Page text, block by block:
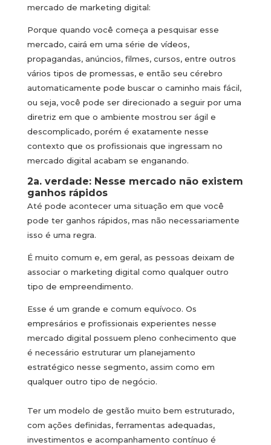
mercado de marketing digital:
Porque quando você começa a pesquisar esse
mercado, cairá em uma série de vídeos,
propagandas, anúncios, filmes, cursos, entre outros
vários tipos de promessas, e então seu cérebro
automaticamente pode buscar o caminho mais fácil,
ou seja, você pode ser direcionado a seguir por uma
diretriz em que o ambiente mostrou ser ágil e
descomplicado, porém é exatamente nesse
contexto que os profissionais que ingressam no
mercado digital acabam se enganando.
2a. verdade: Nesse mercado não existem
ganhos rápidos
Até pode acontecer uma situação em que você
pode ter ganhos rápidos, mas não necessariamente
isso é uma regra.
É muito comum e, em geral, as pessoas deixam de
associar o marketing digital como qualquer outro
tipo de empreendimento.
Esse é um grande e comum equívoco. Os
empresários e profissionais experientes nesse
mercado digital possuem pleno conhecimento que
é necessário estruturar um planejamento
estratégico nesse segmento, assim como em
qualquer outro tipo de negócio.
Ter um modelo de gestão muito bem estruturado,
com ações definidas, ferramentas adequadas,
investimentos e acompanhamento contínuo é